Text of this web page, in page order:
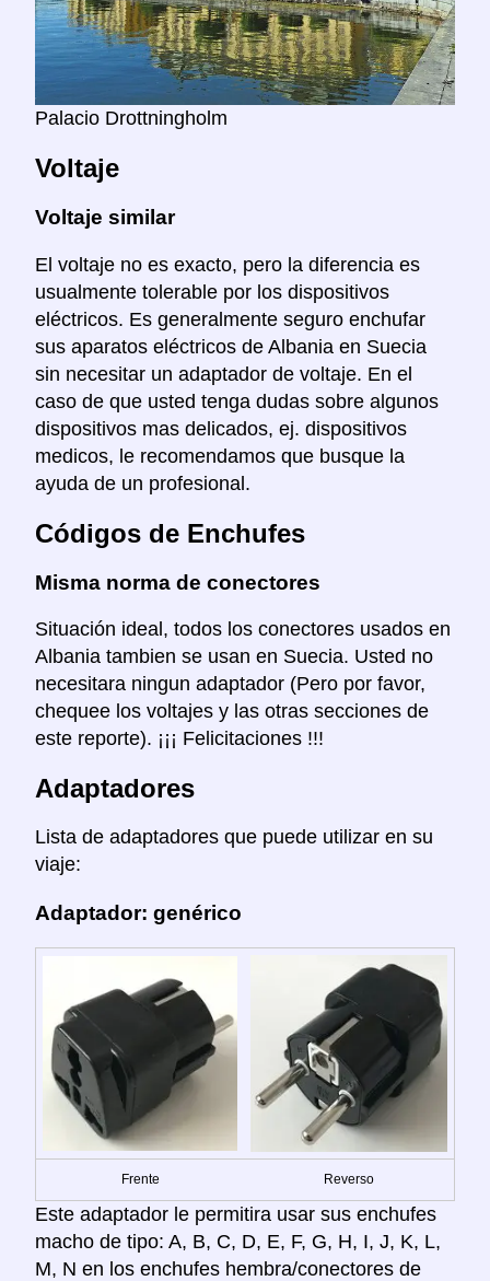
Palacio Drottningholm
Voltaje
Voltaje similar
El voltaje no es exacto, pero la diferencia es
usualmente tolerable por los dispositivos
eléctricos. Es generalmente seguro enchufar
sus aparatos eléctricos de Albania en Suecia
sin necesitar un adaptador de voltaje. En el
caso de que usted tenga dudas sobre algunos
dispositivos mas delicados, ej. dispositivos
medicos, le recomendamos que busque la
ayuda de un profesional.
Códigos de Enchufes
Misma norma de conectores
Situación ideal, todos los conectores usados en
Albania tambien se usan en Suecia. Usted no
necesitara ningun adaptador (Pero por favor,
chequee los voltajes y las otras secciones de
este reporte). ¡¡¡ Felicitaciones !!!
Adaptadores
Lista de adaptadores que puede utilizar en su
viaje:
Adaptador: genérico
Frente Reverso
Este adaptador le permitira usar sus enchufes
macho de tipo: A, B, C, D, E, F, G, H, I, J, K, L,
M, N en los enchufes hembra/conectores de